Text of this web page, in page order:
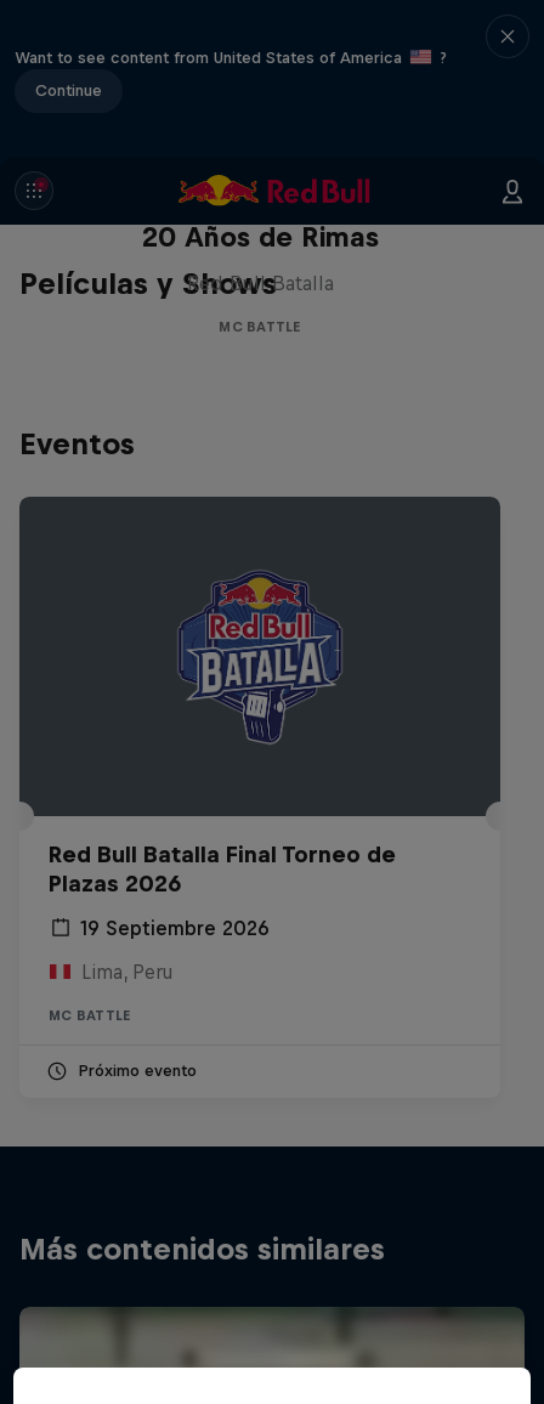
Want to see content from United States of America
?
Continue
Películas y Shows
Red Bull Batalla Nueva Historia:
20 Años de Rimas
Red Bull Batalla
MC BATTLE
Eventos
Red Bull Batalla Final Torneo de
Plazas 2026
19 Septiembre 2026
Lima, Peru
MC BATTLE
Próximo evento
Más contenidos similares